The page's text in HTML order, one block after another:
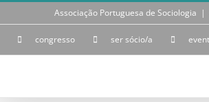
Skip
Associação Portuguesa de Sociologia |
congresso ser sócio/a